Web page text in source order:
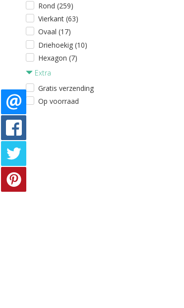
Rond (259)
Vierkant (63)
Ovaal (17)
Driehoekig (10)
Hexagon (7)
Extra
Gratis verzending
Op voorraad